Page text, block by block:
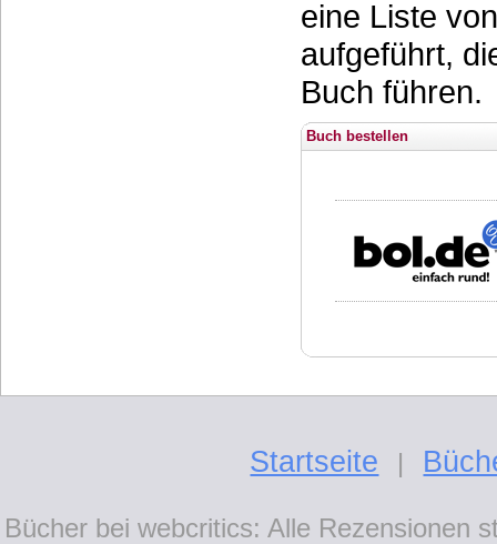
eine Liste
aufgeführt,
Buch führen.
Buch bestellen
Startseite |
Bücher bei webcritics: Alle Rezensionen